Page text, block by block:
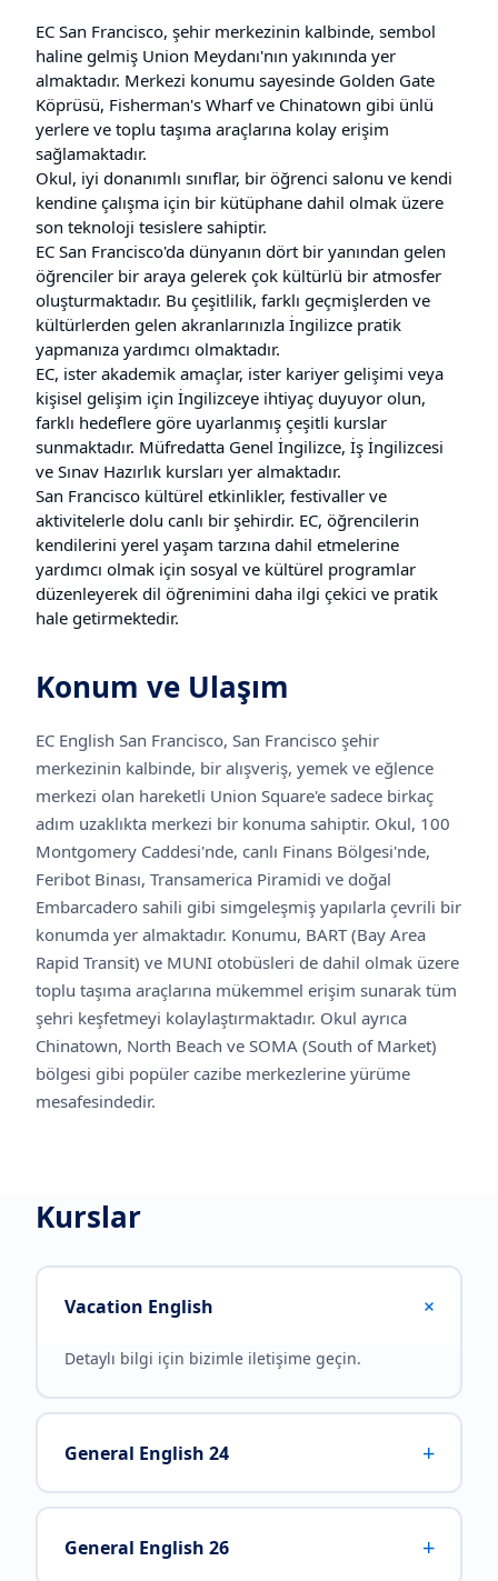
EC San Francisco, şehir merkezinin kalbinde, sembol
haline gelmiş Union Meydanı'nın yakınında yer
almaktadır. Merkezi konumu sayesinde Golden Gate
Köprüsü, Fisherman's Wharf ve Chinatown gibi ünlü
yerlere ve toplu taşıma araçlarına kolay erişim
sağlamaktadır.
Okul, iyi donanımlı sınıflar, bir öğrenci salonu ve kendi
kendine çalışma için bir kütüphane dahil olmak üzere
son teknoloji tesislere sahiptir.
EC San Francisco'da dünyanın dört bir yanından gelen
öğrenciler bir araya gelerek çok kültürlü bir atmosfer
oluşturmaktadır. Bu çeşitlilik, farklı geçmişlerden ve
kültürlerden gelen akranlarınızla İngilizce pratik
yapmanıza yardımcı olmaktadır.
EC, ister akademik amaçlar, ister kariyer gelişimi veya
kişisel gelişim için İngilizceye ihtiyaç duyuyor olun,
farklı hedeflere göre uyarlanmış çeşitli kurslar
sunmaktadır. Müfredatta Genel İngilizce, İş İngilizcesi
ve Sınav Hazırlık kursları yer almaktadır.
San Francisco kültürel etkinlikler, festivaller ve
aktivitelerle dolu canlı bir şehirdir. EC, öğrencilerin
kendilerini yerel yaşam tarzına dahil etmelerine
yardımcı olmak için sosyal ve kültürel programlar
düzenleyerek dil öğrenimini daha ilgi çekici ve pratik
hale getirmektedir.
Konum ve Ulaşım
EC English San Francisco, San Francisco şehir
merkezinin kalbinde, bir alışveriş, yemek ve eğlence
merkezi olan hareketli Union Square'e sadece birkaç
adım uzaklıkta merkezi bir konuma sahiptir. Okul, 100
Montgomery Caddesi'nde, canlı Finans Bölgesi'nde,
Feribot Binası, Transamerica Piramidi ve doğal
Embarcadero sahili gibi simgeleşmiş yapılarla çevrili bir
konumda yer almaktadır. Konumu, BART (Bay Area
Rapid Transit) ve MUNI otobüsleri de dahil olmak üzere
toplu taşıma araçlarına mükemmel erişim sunarak tüm
şehri keşfetmeyi kolaylaştırmaktadır. Okul ayrıca
Chinatown, North Beach ve SOMA (South of Market)
bölgesi gibi popüler cazibe merkezlerine yürüme
mesafesindedir.
Kurslar
Vacation English +
Detaylı bilgi için bizimle iletişime geçin.
General English 24 +
General English 26 +